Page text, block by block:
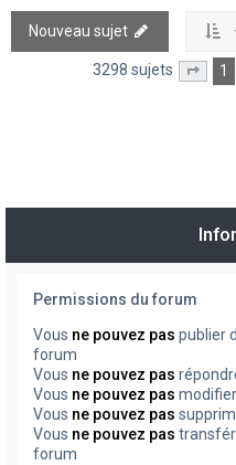
Nouveau sujet
3298 sujets Page
1
Permissions du forum
Vous ne pouvez pas publier
forum
Vous ne pouvez pas
Vous ne pouvez pas
Vous ne pouvez pas
Vous ne pouvez pas
forum